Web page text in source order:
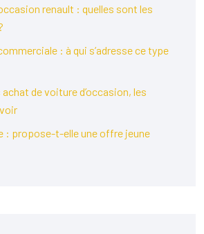
renault : quelles sont les
: à qui s’adresse ce type
de voiture d’occasion, les
: propose-t-elle une offre jeune